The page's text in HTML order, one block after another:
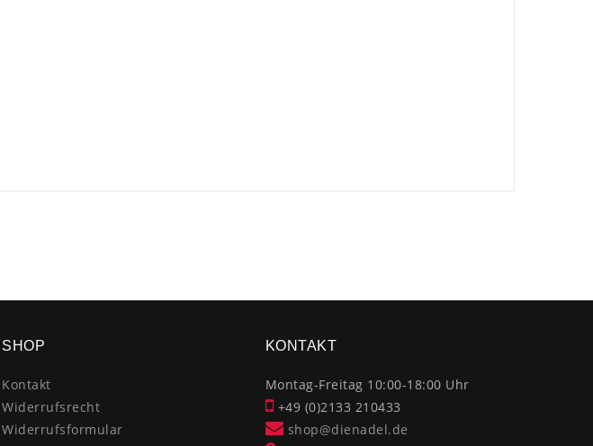
SHOP
Kontakt
Widerrufsrecht
Widerrufsformular
KONTAKT
Montag-Freitag 10:00-18:00 Uhr
+49 (0)2133 210433
shop@dienadel.de